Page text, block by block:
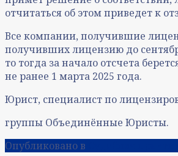
отчитаться об этом приведет к
Все компании, получившие
получивших лицензию до
то тогда за начало отсчета
не ранее 1 марта 2025 года.
Юрист, специалист по
группы Объединённые Юристы.
Опубликовано в